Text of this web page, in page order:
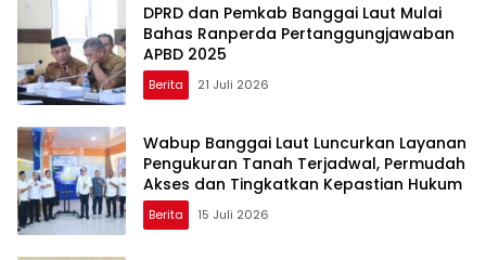
DPRD dan Pemkab Banggai Laut Mulai
Bahas Ranperda Pertanggungjawaban
APBD 2025
Berita 21 Juli 2026
Wabup Banggai Laut Luncurkan Layanan
Pengukuran Tanah Terjadwal, Permudah
Akses dan Tingkatkan Kepastian Hukum
Berita 15 Juli 2026